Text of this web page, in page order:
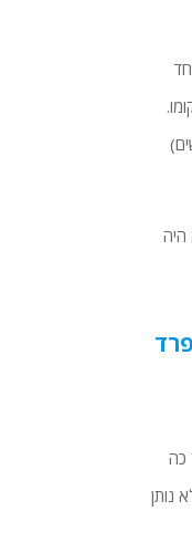
היה
כה
נותן